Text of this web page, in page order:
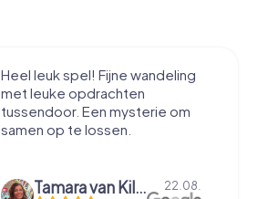
Heel leuk spel! Fijne wandeling
met leuke opdrachten
tussendoor. Een mysterie om
samen op te lossen.
Tamara van Kilsdonk 22.08.